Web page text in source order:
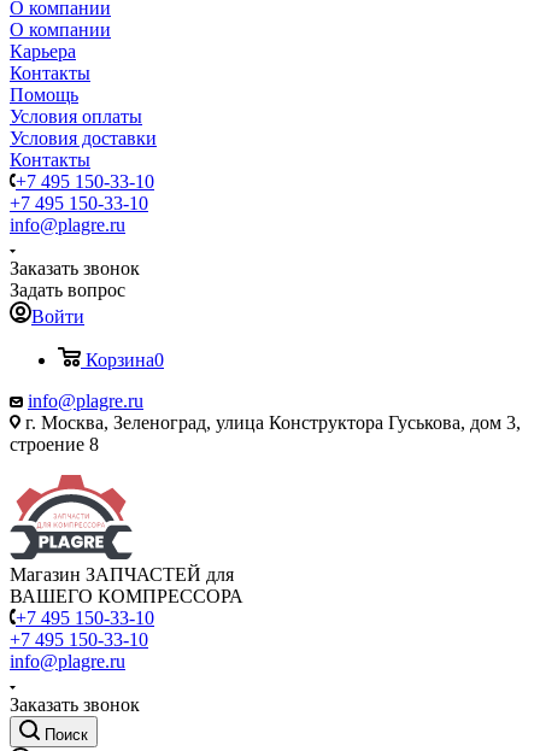
О компании
О компании
Карьера
Контакты
Помощь
Условия оплаты
Условия доставки
Контакты
+7 495 150-33-10
+7 495 150-33-10
info@plagre.ru
Заказать звонок
Задать вопрос
Войти
Корзина0
info@plagre.ru
г. Москва, Зеленоград, улица Конструктора Гуськова, дом 3,
строение 8
Магазин ЗАПЧАСТЕЙ для
ВАШЕГО КОМПРЕССОРА
+7 495 150-33-10
+7 495 150-33-10
info@plagre.ru
Заказать звонок
Поиск